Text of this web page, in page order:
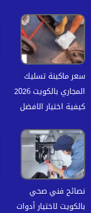
سعر ماكينة تسليك
المجاري بالكويت 2026
كيفية اختيار الافضل
نصائح فني صحي
بالكويت لاختيار أدوات